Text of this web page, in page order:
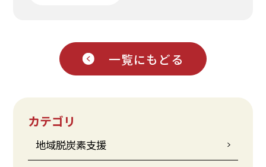
一覧にもどる
カテゴリ
地域脱炭素支援